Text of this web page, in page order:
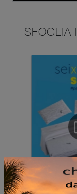
SFOGLIA